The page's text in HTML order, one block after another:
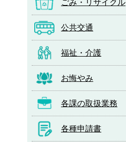
ごみ・リサイクル
公共交通
福祉・介護
お悔やみ
各課の取扱業務
各種申請書